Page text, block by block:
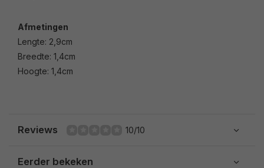
Afmetingen
Lengte: 2,9cm
Breedte: 1,4cm
Hoogte: 1,4cm
Reviews 10/10
Eerder bekeken